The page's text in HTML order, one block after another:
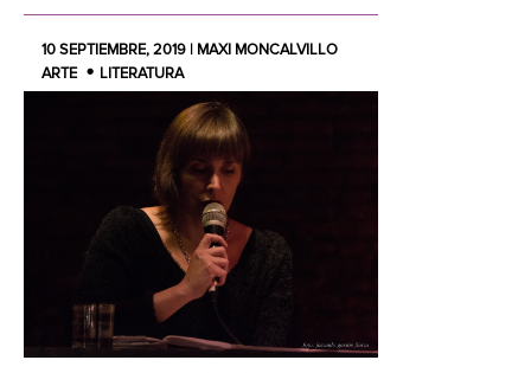
10 SEPTIEMBRE, 2019 | MAXI MONCALVILLO
ARTE
LITERATURA